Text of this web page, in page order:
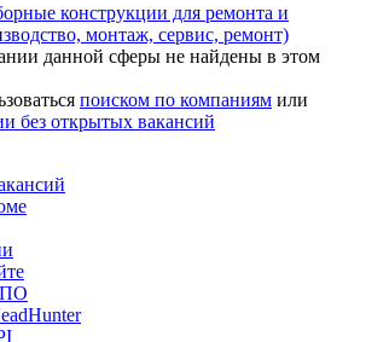
конструкции для ремонта и
монтаж, сервис, ремонт)
данной сферы не найдены в этом
поиском по компаниям или
без открытых вакансий
ПО